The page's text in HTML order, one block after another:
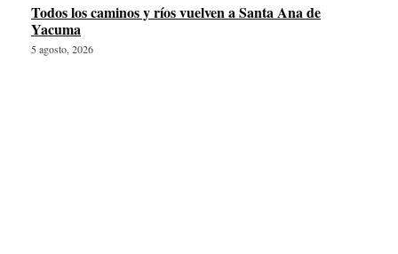
Todos los caminos y ríos vuelven a Santa Ana de
Yacuma
5 agosto, 2026